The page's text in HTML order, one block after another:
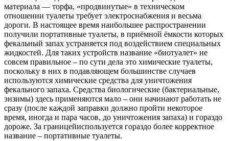
материала — торфа, «продвинутые» в техническом
отношении туалеты требует электроснабжения и весьма
дороги. В настоящее время наибольшее распространении
получили портативные туалеты, в приёмной ёмкости которых
фекальный запах устраняется под воздействием специальных
жидкостей. Для таких устройств название «биотуалет» не
совсем правильное – по сути дела это химические туалеты,
поскольку в них в подавляющем большинстве случаев
используются химические средства для уничтожения
фекального запаха. Средства биологические (бактериальные,
энзимы) здесь применяются мало – они начинают работать не
сразу (после каждой заправки должно пройти некоторое
время, иногда и пара часов, до уничтожения запаха) и гораздо
дороже. За границейиспользуется гораздо более корректное
название – портативные туалеты.